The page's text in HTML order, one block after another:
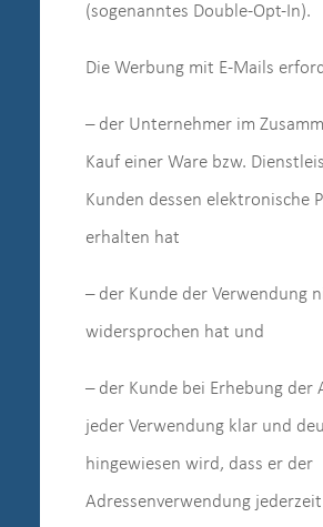
(sogenanntes Double-Opt-In).
Die Werbung mit E-Mails
– der Unternehmer im
Kauf einer Ware bzw.
Kunden dessen elektronische
erhalten hat
– der Kunde der Verwendung
widersprochen hat und
– der Kunde bei Erhebung der
jeder Verwendung klar und
hingewiesen wird, dass er der
Adressenverwendung